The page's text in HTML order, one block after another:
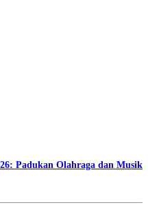
Padukan Olahraga dan Musik